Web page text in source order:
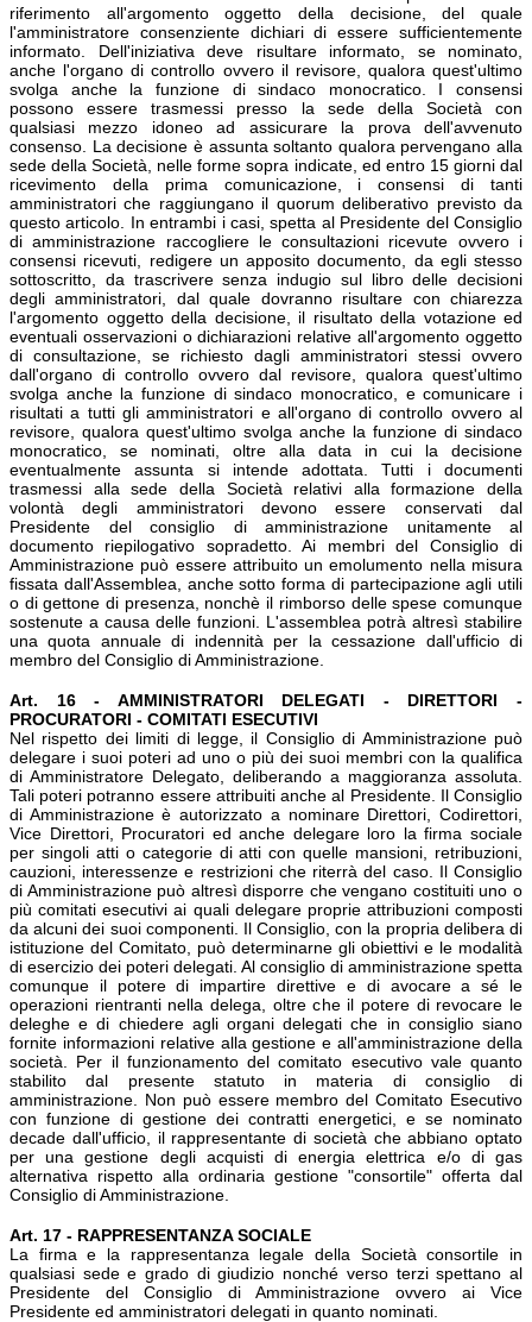
riferimento all'argomento oggetto della decisione, del quale
l'amministratore consenziente dichiari di essere sufficientemente
informato. Dell'iniziativa deve risultare informato, se nominato,
anche l'organo di controllo ovvero il revisore, qualora quest'ultimo
svolga anche la funzione di sindaco monocratico. I consensi
possono essere trasmessi presso la sede della Società con
qualsiasi mezzo idoneo ad assicurare la prova dell'avvenuto
consenso. La decisione è assunta soltanto qualora pervengano alla
sede della Società, nelle forme sopra indicate, ed entro 15 giorni dal
ricevimento della prima comunicazione, i consensi di tanti
amministratori che raggiungano il quorum deliberativo previsto da
questo articolo. In entrambi i casi, spetta al Presidente del Consiglio
di amministrazione raccogliere le consultazioni ricevute ovvero i
consensi ricevuti, redigere un apposito documento, da egli stesso
sottoscritto, da trascrivere senza indugio sul libro delle decisioni
degli amministratori, dal quale dovranno risultare con chiarezza
l'argomento oggetto della decisione, il risultato della votazione ed
eventuali osservazioni o dichiarazioni relative all'argomento oggetto
di consultazione, se richiesto dagli amministratori stessi ovvero
dall'organo di controllo ovvero dal revisore, qualora quest'ultimo
svolga anche la funzione di sindaco monocratico, e comunicare i
risultati a tutti gli amministratori e all'organo di controllo ovvero al
revisore, qualora quest'ultimo svolga anche la funzione di sindaco
monocratico, se nominati, oltre alla data in cui la decisione
eventualmente assunta si intende adottata. Tutti i documenti
trasmessi alla sede della Società relativi alla formazione della
volontà degli amministratori devono essere conservati dal
Presidente del consiglio di amministrazione unitamente al
documento riepilogativo sopradetto. Ai membri del Consiglio di
Amministrazione può essere attribuito un emolumento nella misura
fissata dall'Assemblea, anche sotto forma di partecipazione agli utili
o di gettone di presenza, nonchè il rimborso delle spese comunque
sostenute a causa delle funzioni. L'assemblea potrà altresì stabilire
una quota annuale di indennità per la cessazione dall'ufficio di
membro del Consiglio di Amministrazione.
Art. 16 - AMMINISTRATORI DELEGATI - DIRETTORI -
PROCURATORI - COMITATI ESECUTIVI
Nel rispetto dei limiti di legge, il Consiglio di Amministrazione può
delegare i suoi poteri ad uno o più dei suoi membri con la qualifica
di Amministratore Delegato, deliberando a maggioranza assoluta.
Tali poteri potranno essere attribuiti anche al Presidente. Il Consiglio
di Amministrazione è autorizzato a nominare Direttori, Codirettori,
Vice Direttori, Procuratori ed anche delegare loro la firma sociale
per singoli atti o categorie di atti con quelle mansioni, retribuzioni,
cauzioni, interessenze e restrizioni che riterrà del caso. Il Consiglio
di Amministrazione può altresì disporre che vengano costituiti uno o
più comitati esecutivi ai quali delegare proprie attribuzioni composti
da alcuni dei suoi componenti. Il Consiglio, con la propria delibera di
istituzione del Comitato, può determinarne gli obiettivi e le modalità
di esercizio dei poteri delegati. Al consiglio di amministrazione spetta
comunque il potere di impartire direttive e di avocare a sé le
operazioni rientranti nella delega, oltre che il potere di revocare le
deleghe e di chiedere agli organi delegati che in consiglio siano
fornite informazioni relative alla gestione e all'amministrazione della
società. Per il funzionamento del comitato esecutivo vale quanto
stabilito dal presente statuto in materia di consiglio di
amministrazione. Non può essere membro del Comitato Esecutivo
con funzione di gestione dei contratti energetici, e se nominato
decade dall'ufficio, il rappresentante di società che abbiano optato
per una gestione degli acquisti di energia elettrica e/o di gas
alternativa rispetto alla ordinaria gestione "consortile" offerta dal
Consiglio di Amministrazione.
Art. 17 - RAPPRESENTANZA SOCIALE
La firma e la rappresentanza legale della Società consortile in
qualsiasi sede e grado di giudizio nonché verso terzi spettano al
Presidente del Consiglio di Amministrazione ovvero ai Vice
Presidente ed amministratori delegati in quanto nominati.